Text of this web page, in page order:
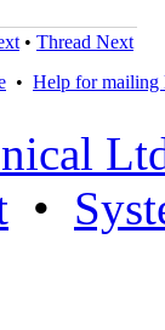
• Thread Next
• Help for mailing
•